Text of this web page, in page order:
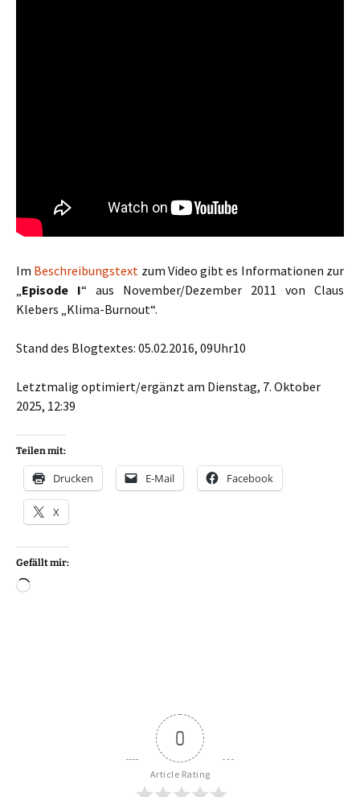
Im Beschreibungstext zum Video gibt es Informationen zur
„Episode I“ aus November/Dezember 2011 von Claus
Klebers „Klima-Burnout“.
Stand des Blogtextes: 05.02.2016, 09Uhr10
Letztmalig optimiert/ergänzt am Dienstag, 7. Oktober
2025, 12:39
Teilen mit:
Drucken E-Mail Facebook
X
Gefällt mir:
Wird
0
Article Rating